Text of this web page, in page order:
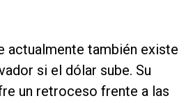
actualmente también existe
si el dólar sube. Su
un retroceso frente a las